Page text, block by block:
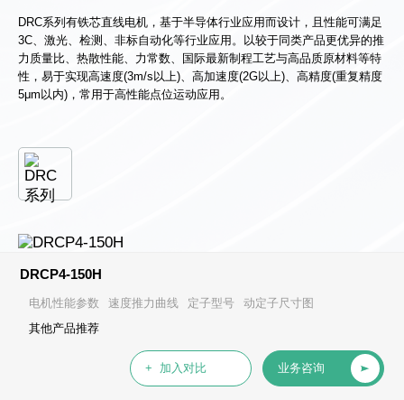
DRC系列有铁芯直线电机，基于半导体行业应用而设计，且性能可满足
3C、激光、检测、非标自动化等行业应用。以较于同类产品更优异的推
力质量比、热散性能、力常数、国际最新制程工艺与高品质原材料等特
性，易于实现高速度(3m/s以上)、高加速度(2G以上)、高精度(重复精度
5μm以内)，常用于高性能点位运动应用。
DRCP4-150H
电机性能参数 速度推力曲线 定子型号
动定子尺寸图
其他产品推荐
+ 加入对比 业务咨询